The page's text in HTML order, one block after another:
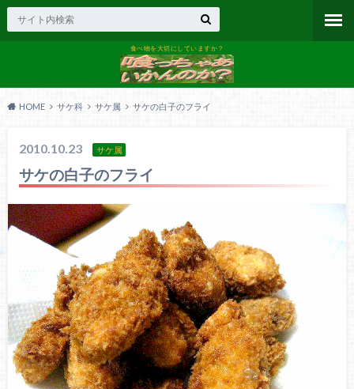
食べ物を大切にしていますか？
HOME サケ科 サケ属 サケの白子のフライ
2010.10.23 サケ属
サケの白子のフライ